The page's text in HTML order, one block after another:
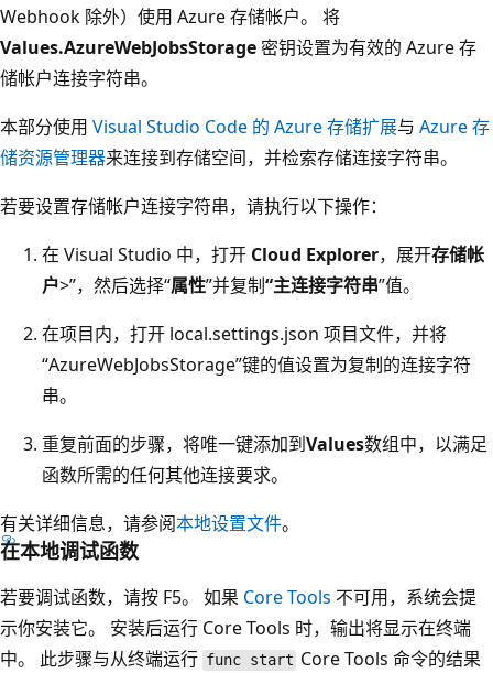
Webhook 除外）使用 Azure 存储帐户。 将
Values.AzureWebJobsStorage 密钥设置为有效的 Azure 存
储帐户连接字符串。
本部分使用 Visual Studio Code 的 Azure 存储扩展与 Azure 存
储资源管理器来连接到存储空间，并检索存储连接字符串。
若要设置存储帐户连接字符串，请执行以下操作：
在 Visual Studio 中，打开 Cloud Explorer，展开存储帐
户>”，然后选择“属性”并复制“主连接字符串”值。
在项目内，打开 local.settings.json 项目文件，并将
“AzureWebJobsStorage”键的值设置为复制的连接字符
串。
重复前面的步骤，将唯一键添加到Values数组中，以满足
函数所需的任何其他连接要求。
有关详细信息，请参阅本地设置文件。
在本地调试函数
若要调试函数，请按 F5。 如果 Core Tools 不可用，系统会提
示你安装它。 安装后运行 Core Tools 时，输出将显示在终端
中。 此步骤与从终端运行 func start Core Tools 命令的结果